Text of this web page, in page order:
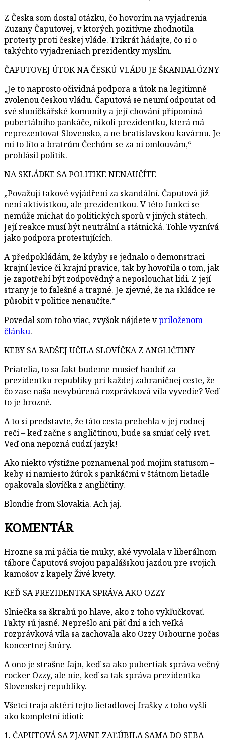
Z Česka som dostal otázku, čo hovorím na vyjadrenia
Zuzany Čaputovej, v ktorých pozitívne zhodnotila
protesty proti českej vláde. Trikrát hádajte, čo si o
takýchto vyjadreniach prezidentky myslím.
ČAPUTOVEJ ÚTOK NA ČESKÚ VLÁDU JE ŠKANDALÓZNY
„Je to naprosto očividná podpora a útok na legitimně
zvolenou českou vládu. Čaputová se neumí odpoutat od
své sluníčkářské komunity a její chování připomíná
pubertálního pankáče, nikoli prezidentku, která má
reprezentovat Slovensko, a ne bratislavskou kavárnu. Je
mi to líto a bratrům Čechům se za ni omlouvám,“
prohlásil politik.
NA SKLÁDKE SA POLITIKE NENAUČÍTE
„Považuji takové vyjádření za skandální. Čaputová již
není aktivistkou, ale prezidentkou. V této funkci se
nemůže míchat do politických sporů v jiných státech.
Její reakce musí být neutrální a státnická. Tohle vyznívá
jako podpora protestujících.
A předpokládám, že kdyby se jednalo o demonstraci
krajní levice či krajní pravice, tak by hovořila o tom, jak
je zapotřebí být zodpovědný a neposlouchat lidi. Z její
strany je to falešné a trapné. Je zjevné, že na skládce se
působit v politice nenaučíte.“
Povedal som toho viac, zvyšok nájdete vpriloženom
článku.
KEBY SA RADŠEJ UČILA SLOVÍČKA Z ANGLIČTINY
Priatelia, to sa fakt budeme musieť hanbiť za
prezidentku republiky pri každej zahraničnej ceste, že
čo zase naša nevybúrená rozprávková víla vyvedie? Veď
to je hrozné.
A to si predstavte, že táto cesta prebehla v jej rodnej
reči – keď začne s angličtinou, bude sa smiať celý svet.
Veď ona nepozná cudzí jazyk!
Ako niekto výstižne poznamenal pod mojim statusom –
keby si namiesto žúrok s pankáčmi v štátnom lietadle
opakovala slovíčka z angličtiny.
Blondie from Slovakia. Ach jaj.
KOMENTÁR
Hrozne sa mi páčia tie muky, aké vyvolala v liberálnom
tábore Čaputová svojou papalášskou jazdou pre svojich
kamošov z kapely Živé kvety.
KEĎ SA PREZIDENTKA SPRÁVA AKO OZZY
Slniečka sa škrabú po hlave, ako z toho vykľučkovať.
Fakty sú jasné. Neprešlo ani päť dní a ich veľká
rozprávková víla sa zachovala ako Ozzy Osbourne počas
koncertnej šnúry.
A ono je strašne fajn, keď sa ako pubertiak správa večný
rocker Ozzy, ale nie, keď sa tak správa prezidentka
Slovenskej republiky.
Všetci traja aktéri tejto lietadlovej frašky z toho vyšli
ako kompletní idioti:
1. ČAPUTOVÁ SA ZJAVNE ZAĽÚBILA SAMA DO SEBA